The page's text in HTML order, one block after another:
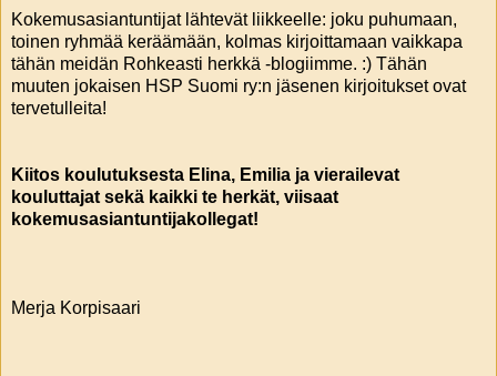
Kokemusasiantuntijat lähtevät liikkeelle: joku puhumaan,
toinen ryhmää keräämään, kolmas kirjoittamaan vaikkapa
tähän meidän Rohkeasti herkkä -blogiimme. :) Tähän
muuten jokaisen HSP Suomi ry:n jäsenen kirjoitukset ovat
tervetulleita!
Kiitos koulutuksesta Elina, Emilia ja vierailevat
kouluttajat sekä kaikki te herkät, viisaat
kokemusasiantuntijakollegat!
Merja Korpisaari